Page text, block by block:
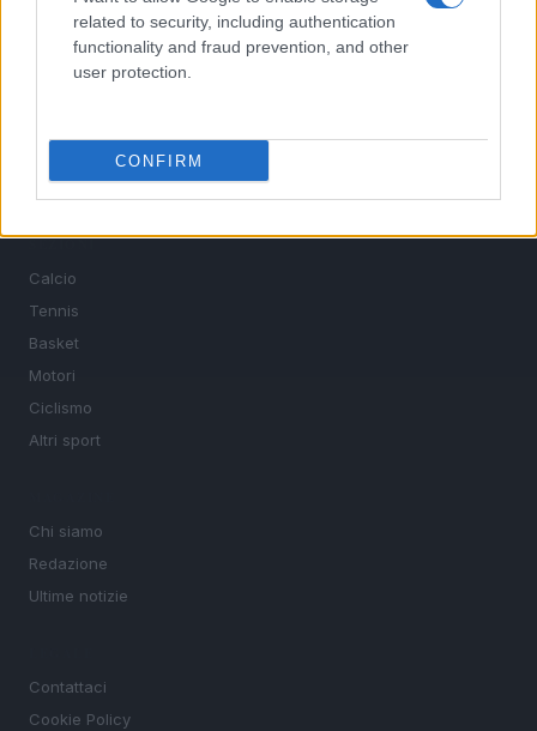
related to security, including authentication
functionality and fraud prevention, and other
user protection.
CONFIRM
Sportmagazine: notizie, approfondimenti e classifiche su
calcio, basket, tennis, ciclismo, motori, Formula 1,
MotoGP e Olimpiadi. Le ultime news dalle competizioni
le discipline che fanno emozionare gli appassionati di
SEZIONI
Calcio
Tennis
Basket
Motori
Ciclismo
Altri sport
Chi siamo
Redazione
Ultime notizie
Contattaci
Cookie Policy